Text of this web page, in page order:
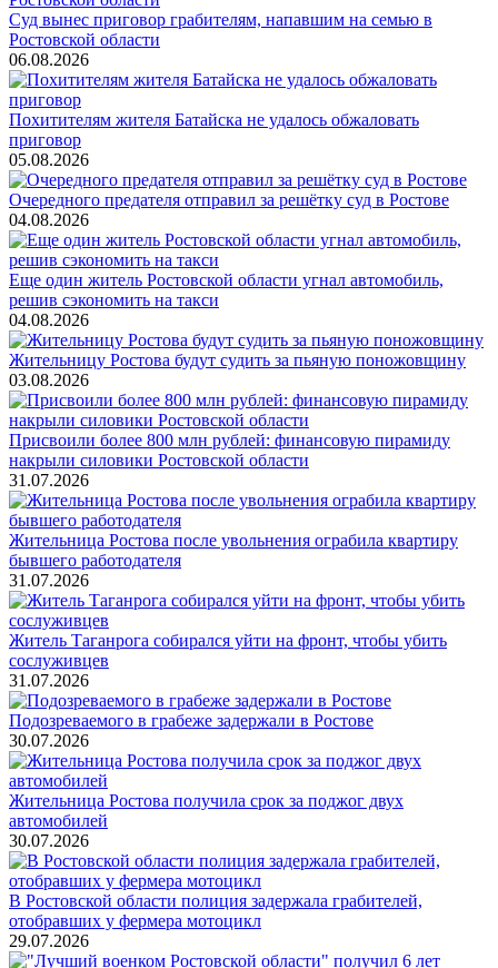
Суд вынес приговор грабителям, напавшим на семью в
Ростовской области
06.08.2026
Похитителям жителя Батайска не удалось обжаловать
приговор
05.08.2026
Очередного предателя отправил за решётку суд в Ростове
04.08.2026
Еще один житель Ростовской области угнал автомобиль,
решив сэкономить на такси
04.08.2026
Жительницу Ростова будут судить за пьяную поножовщину
03.08.2026
Присвоили более 800 млн рублей: финансовую пирамиду
накрыли силовики Ростовской области
31.07.2026
Жительница Ростова после увольнения ограбила квартиру
бывшего работодателя
31.07.2026
Житель Таганрога собирался уйти на фронт, чтобы убить
сослуживцев
31.07.2026
Подозреваемого в грабеже задержали в Ростове
30.07.2026
Жительница Ростова получила срок за поджог двух
автомобилей
30.07.2026
В Ростовской области полиция задержала грабителей,
отобравших у фермера мотоцикл
29.07.2026